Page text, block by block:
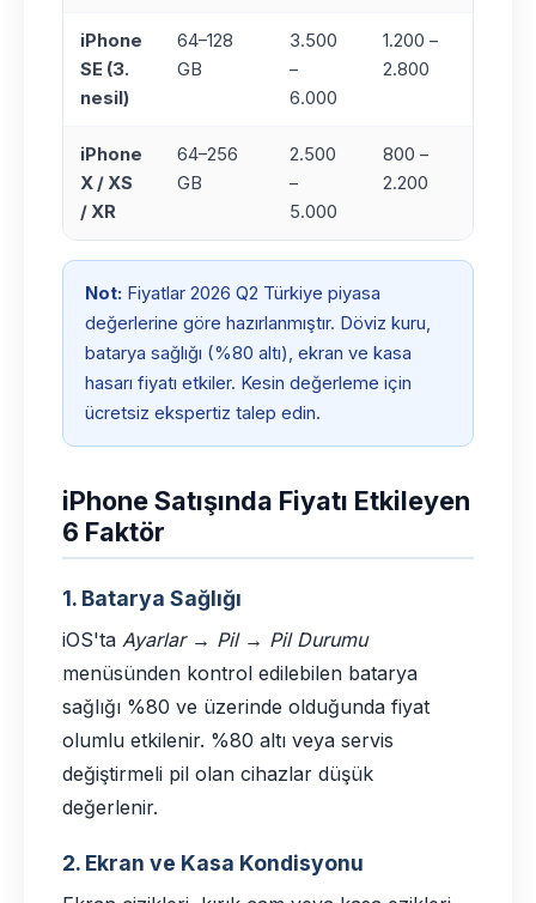
iPhone
SE (3.
nesil)
64–128
GB
3.500
–
6.000
1.200 –
2.800
iPhone
X / XS
/ XR
64–256
GB
2.500
–
5.000
800 –
2.200
Not: Fiyatlar 2026 Q2 Türkiye piyasa
değerlerine göre hazırlanmıştır. Döviz kuru,
batarya sağlığı (%80 altı), ekran ve kasa
hasarı fiyatı etkiler. Kesin değerleme için
ücretsiz ekspertiz talep edin.
iPhone Satışında Fiyatı Etkileyen
6 Faktör
1. Batarya Sağlığı
iOS'ta Ayarlar → Pil → Pil Durumu
menüsünden kontrol edilebilen batarya
sağlığı %80 ve üzerinde olduğunda fiyat
olumlu etkilenir. %80 altı veya servis
değiştirmeli pil olan cihazlar düşük
değerlenir.
2. Ekran ve Kasa Kondisyonu